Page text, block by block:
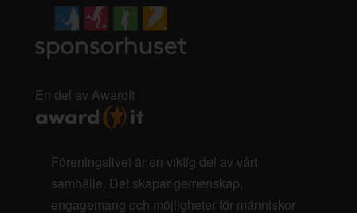
En del av AwardIt
Föreningslivet är en viktig del av vårt
samhälle. Det skapar gemenskap,
engagemang och möjligheter för människor